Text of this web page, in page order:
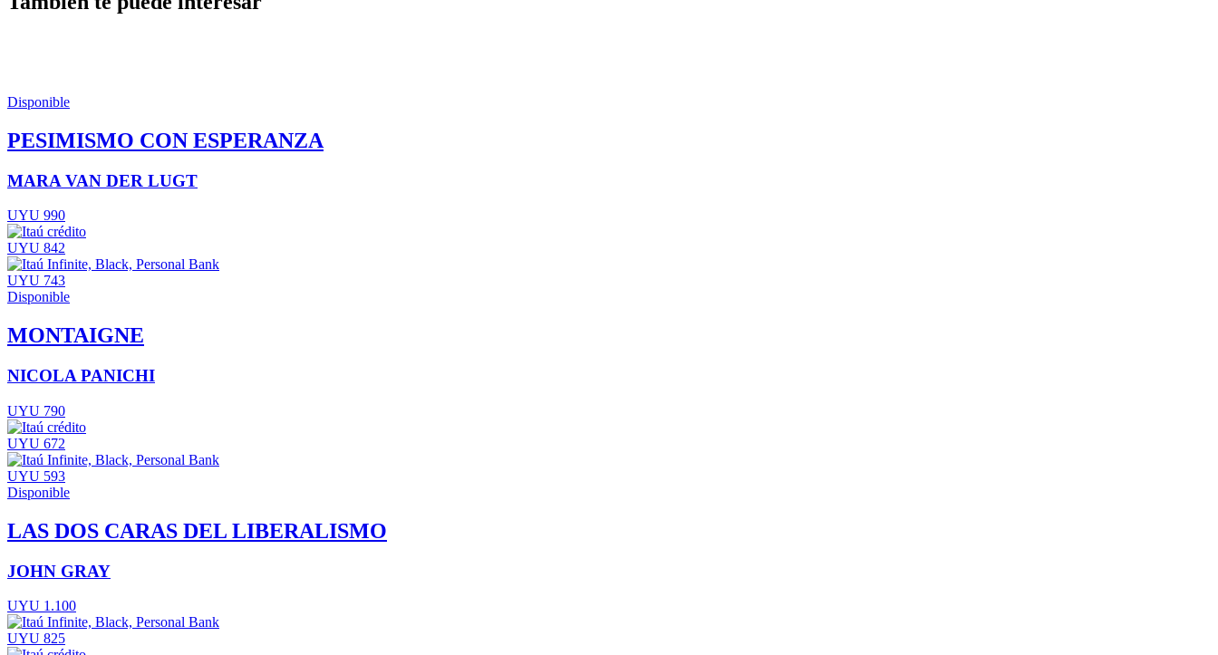
Disponible
PESIMISMO CON ESPERANZA
MARA VAN DER LUGT
UYU 990
UYU 842
UYU 743
Disponible
MONTAIGNE
NICOLA PANICHI
UYU 790
UYU 672
UYU 593
Disponible
LAS DOS CARAS DEL LIBERALISMO
JOHN GRAY
UYU 1.100
UYU 825